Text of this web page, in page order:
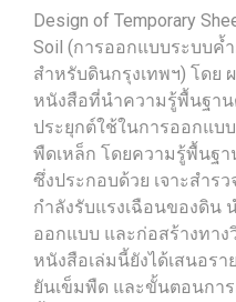
Design of Temporary
Soil (การออกแบบระบบค้
สำหรับดินกรุงเทพฯ) โดย
หนังสือที่นำความรู้พื้นฐา
ประยุกต์ใช้ในการออกแบ
พืดเหล็ก โดยความรู้พื้นฐ
ซึ่งประกอบด้วย เจาะสำร
กำลังรับแรงเฉือนของดิน
ออกแบบ และก่อสร้างทา
หนังสือเล่มนี้ยังได้เสนอร
ยันเข็มพืด และขั้นตอนกา